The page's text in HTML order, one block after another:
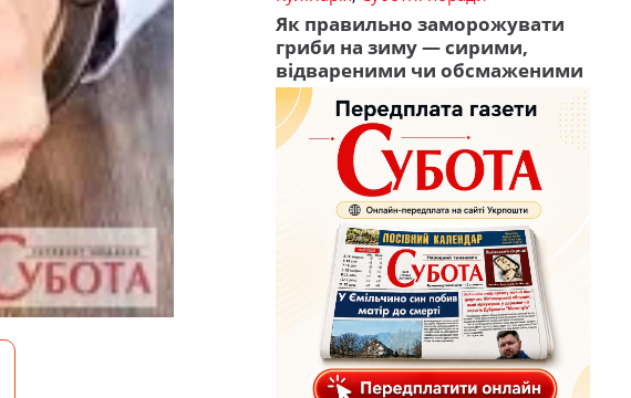
Як правильно заморожувати
гриби на зиму — сирими,
відвареними чи обсмаженими